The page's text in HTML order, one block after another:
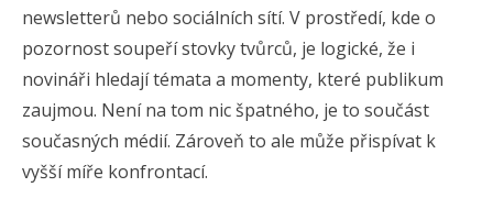
newsletterů nebo sociálních sítí. V prostředí, kde o
pozornost soupeří stovky tvůrců, je logické, že i
novináři hledají témata a momenty, které publikum
zaujmou. Není na tom nic špatného, je to součást
současných médií. Zároveň to ale může přispívat k
vyšší míře konfrontací.